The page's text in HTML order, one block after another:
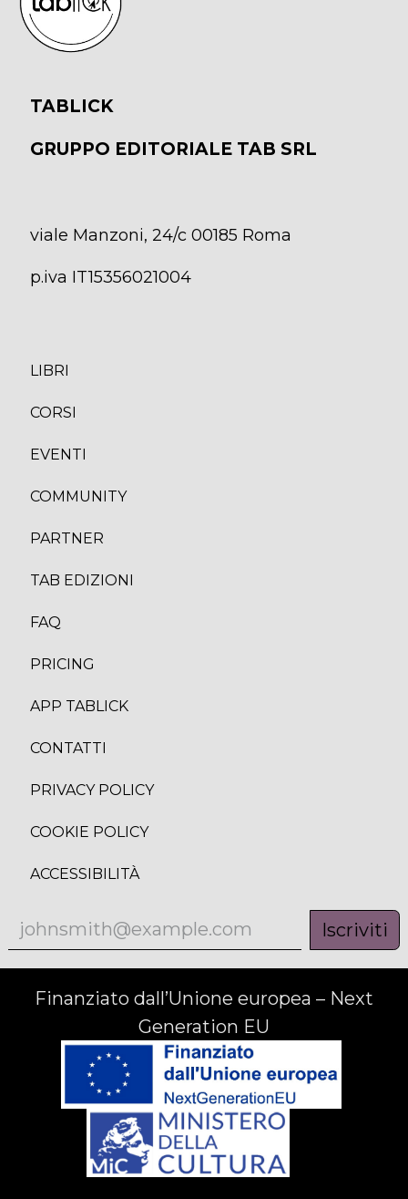
TABLICK
GRUPPO EDITORIALE TAB SRL
viale Manzoni, 24/c 00185 Roma
p.iva IT15356021004
LIBRI
CORSI
EVENTI
COMMUNITY
PARTNER
TAB EDIZIONI
FAQ
PRICING
APP TABLICK
CONTATTI
PRIVACY POLICY
COOKIE POLICY
ACCESSIBILITÀ
Iscriviti
Finanziato dall’Unione europea – Next
Generation EU